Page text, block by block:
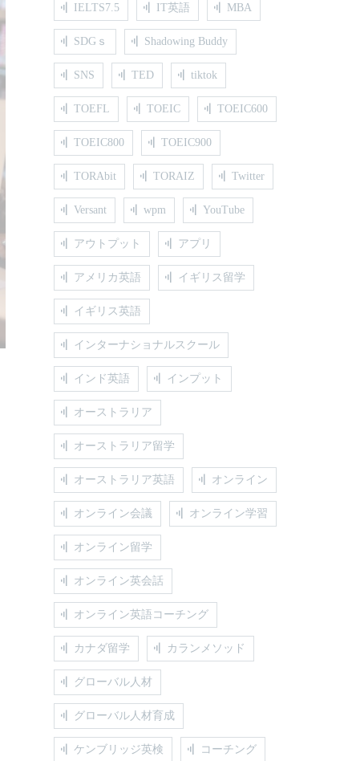
IELTS7.5 IT英語 MBA
SDGｓ Shadowing Buddy
SNS TED tiktok
TOEFL TOEIC TOEIC600
TOEIC800 TOEIC900
TORAbit TORAIZ Twitter
Versant wpm YouTube
アウトプット アプリ
アメリカ英語 イギリス留学
イギリス英語
インターナショナルスクール
インド英語 インプット
オーストラリア
オーストラリア留学
オーストラリア英語 オンライン
オンライン会議 オンライン学習
オンライン留学
オンライン英会話
オンライン英語コーチング
カナダ留学 カランメソッド
グローバル人材
グローバル人材育成
ケンブリッジ英検 コーチング